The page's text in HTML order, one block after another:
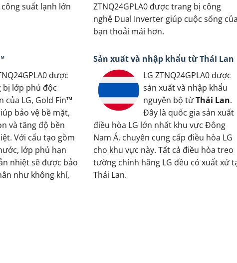
suất lạnh lớn
ZTNQ24GPLA0 được trang bị công
nghệ Dual Inverter giúp cuộc sống của
bạn thoải mái hơn.
được
bị lớp phủ độc
của LG, Gold Fin™
bảo vệ bề mặt,
và tăng độ bền
Với cấu tạo gồm
lớp phủ hạn
nhiệt sẽ được bảo
như không khí,
Sản xuất và nhập khẩu từ Thái Lan
LG ZTNQ24GPLA0 được
sản xuất và nhập khẩu
nguyên bộ từThái Lan.
Đây là quốc gia sản xuất
điều hòa LG lớn nhất khu vực Đông
Nam Á, chuyên cung cấp điều hòa LG
cho khu vực này. Tất cả điều hòa treo
tường chính hãng LG đều có xuất xứ
Thái Lan.